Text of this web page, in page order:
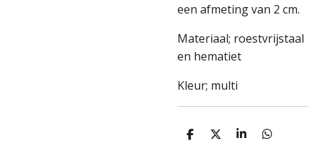
een afmeting van 2 cm.
Materiaal; roestvrijstaal
en hematiet
Kleur; multi
D
D
S
D